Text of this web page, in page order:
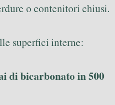
o contenitori chiusi.
superfici interne:
di bicarbonato in 500